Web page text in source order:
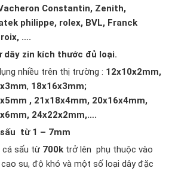
Constantin, Zenith,
philippe, rolex, BVL, Franck
….
dây zin kích thước đủ loại.
nhiều trên thị trường : 12x10x2mm,
, 18x16x3mm;
, 21x18x4mm, 20x16x4mm,
24x22x2mm,….
từ 1 – 7mm
cá sấu từ 700k trở lên phụ thuộc vào
su, độ khó và một số loại dây đặc